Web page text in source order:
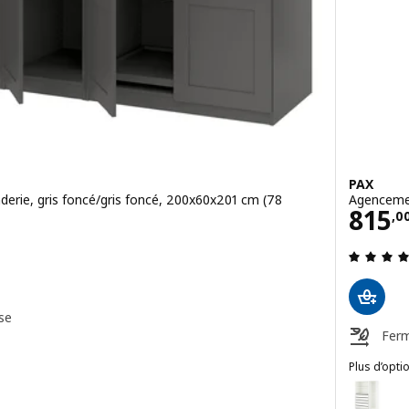
gris foncé/gris foncé, 200x60x201 cm (78
armoire-penderie, gris foncé/gris foncé, 200x60x236
PAX
815,
Prix
Plus
PAX